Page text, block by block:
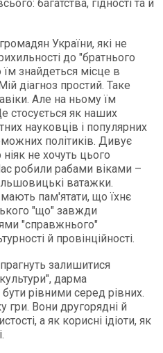
багатства, гідності та й
України, які не
до "братнього
їм знайдеться місце в
діагноз простий. Таке
Але на ньому їм
стосується як наших
науковців і популярних
політиків. Дивує
не хочуть цього
робили рабами віками –
ватажки.
пам'ятати, що їхнє
"що" завжди
"справжнього"
й провінційності.
прагнуть залишитися
дарма
рівними серед рівних.
гри. Вони другорядні й
а як корисні ідіоти, як